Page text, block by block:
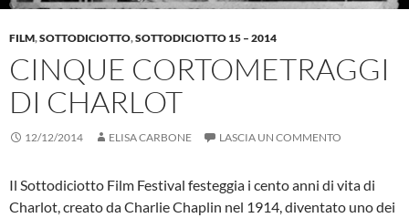
FILM,SOTTODICIOTTO,SOTTODICIOTTO 15 – 2014
CINQUE CORTOMETRAGGI
DI CHARLOT
12/12/2014 ELISA CARBONE LASCIA UN COMMENTO
Il Sottodiciotto Film Festival festeggia i cento anni di vita di
Charlot, creato da Charlie Chaplin nel 1914, diventato uno dei